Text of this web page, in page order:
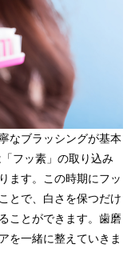
なブラッシングが基本
フッ素」の取り込み
ます。この時期にフッ
とで、白さを保つだけ
ことができます。歯磨
を一緒に整えていきま